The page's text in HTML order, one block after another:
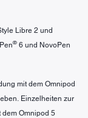
Libre 2 und
® 6 und NovoPen
mit dem Omnipod
Einzelheiten zur
dem Omnipod 5